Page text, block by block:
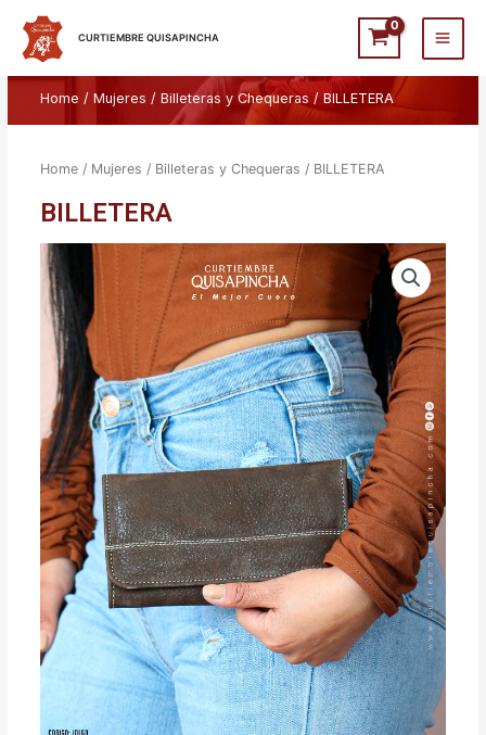
contenido
CURTIEMBRE QUISAPINCHA
Main
Home /Mujeres /Billeteras y Chequeras / BILLETERA
Home / Mujeres / Billeteras y Chequeras / BILLETERA
BILLETERA